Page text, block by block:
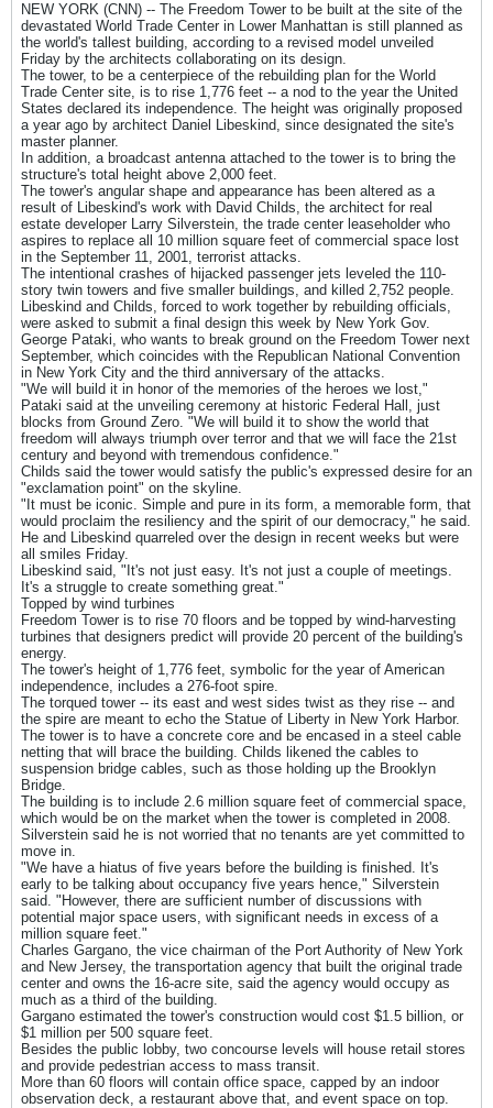
NEW YORK (CNN) -- The Freedom Tower to be built at the site of the
devastated World Trade Center in Lower Manhattan is still planned as
the world's tallest building, according to a revised model unveiled
Friday by the architects collaborating on its design.
The tower, to be a centerpiece of the rebuilding plan for the World
Trade Center site, is to rise 1,776 feet -- a nod to the year the United
States declared its independence. The height was originally proposed
a year ago by architect Daniel Libeskind, since designated the site's
master planner.
In addition, a broadcast antenna attached to the tower is to bring the
structure's total height above 2,000 feet.
The tower's angular shape and appearance has been altered as a
result of Libeskind's work with David Childs, the architect for real
estate developer Larry Silverstein, the trade center leaseholder who
aspires to replace all 10 million square feet of commercial space lost
in the September 11, 2001, terrorist attacks.
The intentional crashes of hijacked passenger jets leveled the 110-
story twin towers and five smaller buildings, and killed 2,752 people.
Libeskind and Childs, forced to work together by rebuilding officials,
were asked to submit a final design this week by New York Gov.
George Pataki, who wants to break ground on the Freedom Tower next
September, which coincides with the Republican National Convention
in New York City and the third anniversary of the attacks.
"We will build it in honor of the memories of the heroes we lost,"
Pataki said at the unveiling ceremony at historic Federal Hall, just
blocks from Ground Zero. "We will build it to show the world that
freedom will always triumph over terror and that we will face the 21st
century and beyond with tremendous confidence."
Childs said the tower would satisfy the public's expressed desire for an
"exclamation point" on the skyline.
"It must be iconic. Simple and pure in its form, a memorable form, that
would proclaim the resiliency and the spirit of our democracy," he said.
He and Libeskind quarreled over the design in recent weeks but were
all smiles Friday.
Libeskind said, "It's not just easy. It's not just a couple of meetings.
It's a struggle to create something great."
Topped by wind turbines
Freedom Tower is to rise 70 floors and be topped by wind-harvesting
turbines that designers predict will provide 20 percent of the building's
energy.
The tower's height of 1,776 feet, symbolic for the year of American
independence, includes a 276-foot spire.
The torqued tower -- its east and west sides twist as they rise -- and
the spire are meant to echo the Statue of Liberty in New York Harbor.
The tower is to have a concrete core and be encased in a steel cable
netting that will brace the building. Childs likened the cables to
suspension bridge cables, such as those holding up the Brooklyn
Bridge.
The building is to include 2.6 million square feet of commercial space,
which would be on the market when the tower is completed in 2008.
Silverstein said he is not worried that no tenants are yet committed to
move in.
"We have a hiatus of five years before the building is finished. It's
early to be talking about occupancy five years hence," Silverstein
said. "However, there are sufficient number of discussions with
potential major space users, with significant needs in excess of a
million square feet."
Charles Gargano, the vice chairman of the Port Authority of New York
and New Jersey, the transportation agency that built the original trade
center and owns the 16-acre site, said the agency would occupy as
much as a third of the building.
Gargano estimated the tower's construction would cost $1.5 billion, or
$1 million per 500 square feet.
Besides the public lobby, two concourse levels will house retail stores
and provide pedestrian access to mass transit.
More than 60 floors will contain office space, capped by an indoor
observation deck, a restaurant above that, and event space on top.